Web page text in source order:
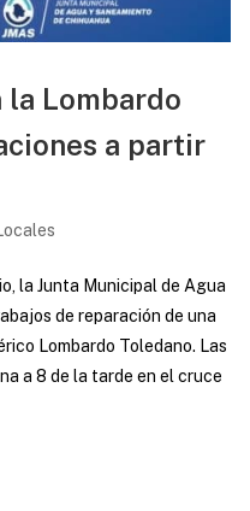
la Lombardo
a partir
la Junta Municipal de Agua
de reparación de una
Lombardo Toledano. Las
a 8 de la tarde en el cruce